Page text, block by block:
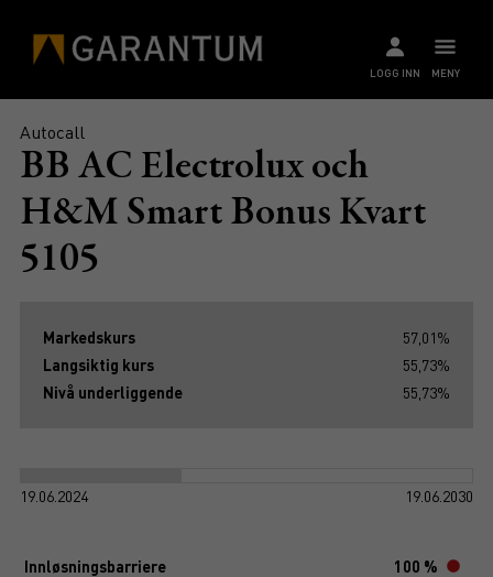
MENY
LOGG INN
Autocall
BB AC Electrolux och
H&M Smart Bonus Kvart
5105
Markedskurs
57,01%
Langsiktig kurs
55,73%
Nivå underliggende
55,73%
19.06.2024 19.06.2030
Innløsningsbarriere
100 %